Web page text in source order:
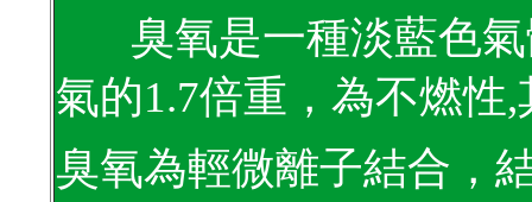
臭氧是一種淡藍色
氣的1.7倍重 ， 為不燃性,
臭氧為輕微離子結合，